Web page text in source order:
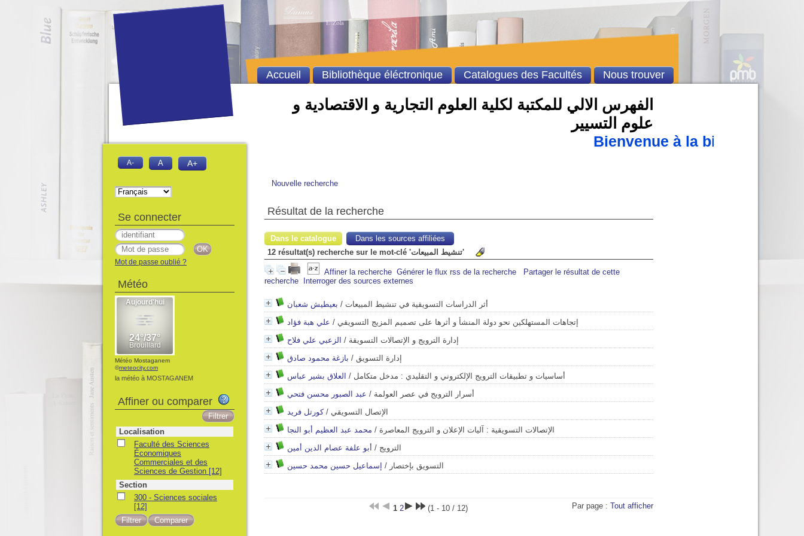
الفهرس الالي للمكتبة لكلية العلوم التجارية و الاقتصادية و
علوم التسيير
Bienvenue à la bibliothèque
Nouvelle recherche
Résultat de la recherche
Dans le catalogue
Dans les sources affiliées
12 résultat(s) recherche sur le mot-clé 'تنشيط المبيعات'
Affiner la recherche Générer le flux rss de la recherche
Partager le résultat de cette
recherche
Interroger des sources externes
أثر الدراسات التسويقية في تنشيط المبيعات / بعيطيش شعبان
إتجاهات المستهلكين نحو دولة المنشأ و أثرها على تصميم المزيج التسويقي / علي هبة فؤاد
إدارة الترويج و الإتصالات التسويقة / الزعبي علي فلاح
إدارة التسويق / بازغة محمود صادق
أساسيات و تطبيقات الترويج الإلكتروني و التقليدي : مدخل متكامل / العلاق بشير عباس
أسرار الترويج في عصر العولمة / عبد الصبور محسن فتحي
الإتصال التسويقي /كورتل فريد
الإتصالات التسويقية : آليات الإعلان و الترويج المعاصرة / محمد عبد العظيم أبو النجا
الترويج / أبو علفة عصام الدين أمين
التسويق بإختصار / إسماعيل حسين محمد حسين
1 2 (1 - 10 / 12) Par page : Tout afficher
Accueil Bibliothèque éléctronique Catalogues des Facultés Nous trouver
A- A A+
Se connecter
Mot de passe oublié ?
Météo
Météo Mostaganem
©meteocity.com
la météo à MOSTAGANEM
Affiner ou comparer
Localisation
Faculté des Sciences
Économiques
Commerciales et des
Sciences de Gestion [12]
Section
300 - Sciences sociales
[12]